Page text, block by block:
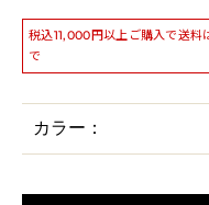
税込11,000円以上ご購入で送
で
カラー：